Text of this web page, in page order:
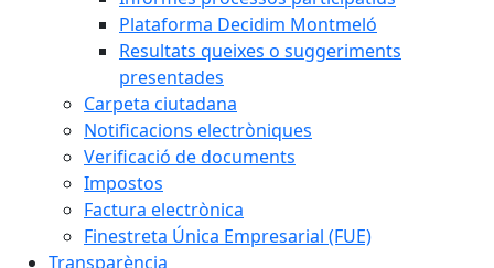
Plataforma Decidim Montmeló
Resultats queixes o suggeriments
presentades
Carpeta ciutadana
Notificacions electròniques
Verificació de documents
Impostos
Factura electrònica
Finestreta Única Empresarial (FUE)
Transparència